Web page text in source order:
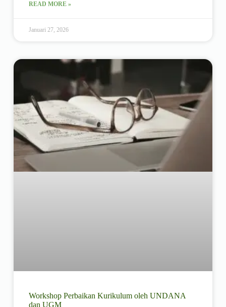
READ MORE »
Januari 27, 2026
Workshop Perbaikan Kurikulum oleh UNDANA
dan UGM